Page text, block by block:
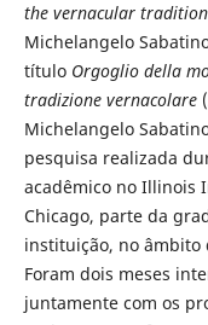
the vernacular
Michelangelo
título Orgoglio della
tradizione vernacolare
Michelangelo
pesquisa realizada
acadêmico no Illinois
Chicago, parte da
instituição, no âmbito
Foram dois meses
juntamente com os